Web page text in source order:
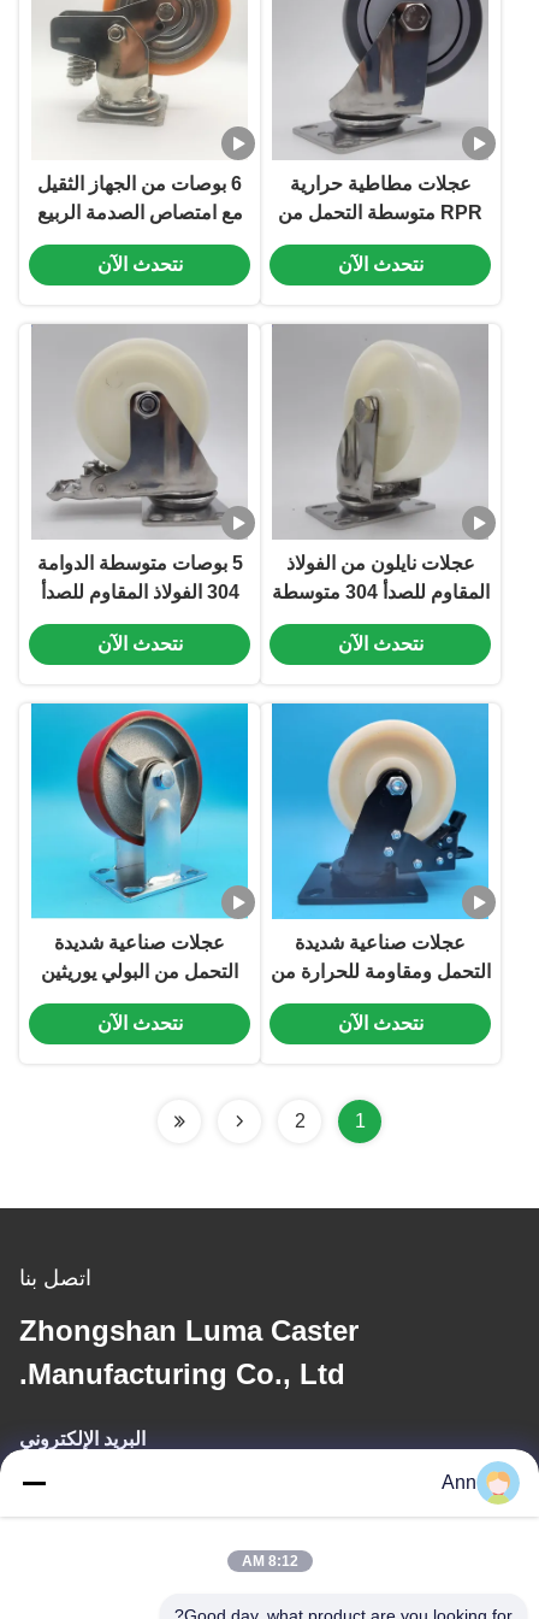
عجلات مطاطية حرارية
RPR متوسطة التحمل من
الفولاذ المقاوم للصدأ
المعدات الطبية
نتحدث الآن
6 بوصات من الجهاز الثقيل
مع امتصاص الصدمة الربيع
مزدوج، المقاومة للتآكل
الفولاذ المقاوم للصدأ،
العلامة
نتحدث الآن
عجلات نايلون من الفولاذ
المقاوم للصدأ 304 متوسطة
التحمل، مفردة، 4 بوصة،
قابلة للقفل، بعجلات دوارة
لصناعة الأغذية والمشروبات
نتحدث الآن
5 بوصات متوسطة الدوامة
304 الفولاذ المقاوم للصدأ
نايلون عجلات العجلات مع
مغلق الدوران ومقاومة
نتحدث الآن
عجلات صناعية شديدة
التحمل ومقاومة للحرارة من
النايلون بعجلات مفردة 5
بوصة قابلة للقفل، ثابتة،
نتحدث الآن
عجلات صناعية شديدة
التحمل من البولي يوريثين
(PU) مع فرامل جانبية دوارة
لمنشآت اللوجستيات التي
نتحدث الآن
1
2
اتصل بنا
Zhongshan Luma Caster
Manufacturing Co., Ltd.
البريد الإلكتروني
ann@industrialwheelcasters.com
Ann
8:12 AM